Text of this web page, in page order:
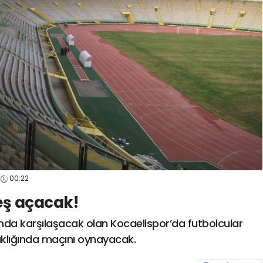
spor41
#
spor41
# kocaelispor
00:22
açacak!
karşılaşacak olan Kocaelispor’da futbolcular
maçını oynayacak.